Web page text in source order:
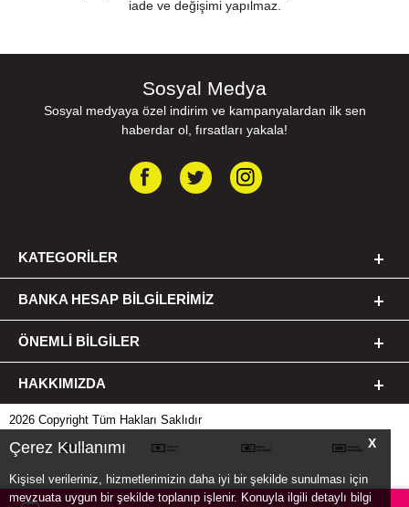
X
Çerez Kullanımı
Kişisel verileriniz, hizmetlerimizin daha iyi bir şekilde sunulması için
mevzuata uygun bir şekilde toplanıp işlenir. Konuyla ilgili detaylı bilgi
iade ve değişimi yapılmaz.
Sosyal Medya
Sosyal medyaya özel indirim ve kampanyalardan ilk sen
haberdar ol, fırsatları yakala!
KATEGORILER
BANKA HESAP BILGILERIMIZ
ÖNEMLI BILGILER
HAKKIMIZDA
2026 Copyright Tüm Hakları Saklıdır